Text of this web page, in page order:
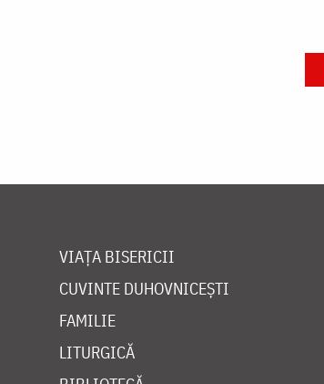
VIAȚA BISERICII
CUVINTE DUHOVNICEȘTI
FAMILIE
LITURGICĂ